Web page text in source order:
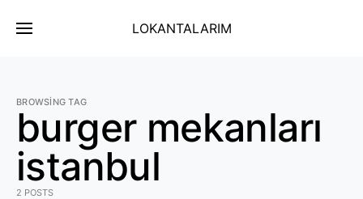
LOKANTALARIM
BROWSING TAG
burger mekanları
istanbul
2 POSTS